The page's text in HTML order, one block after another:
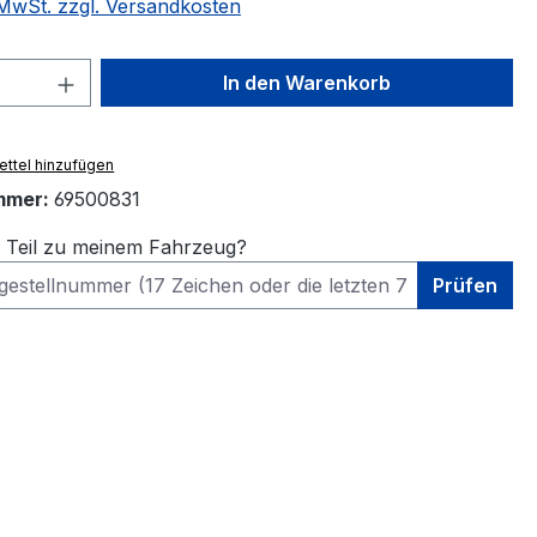
zzgl. Versandkosten
Anzahl: Gib den gewünschten Wert
In den Warenkorb
hinzufügen
69500831
Teil zu meinem Fahrzeug?
Prüfen